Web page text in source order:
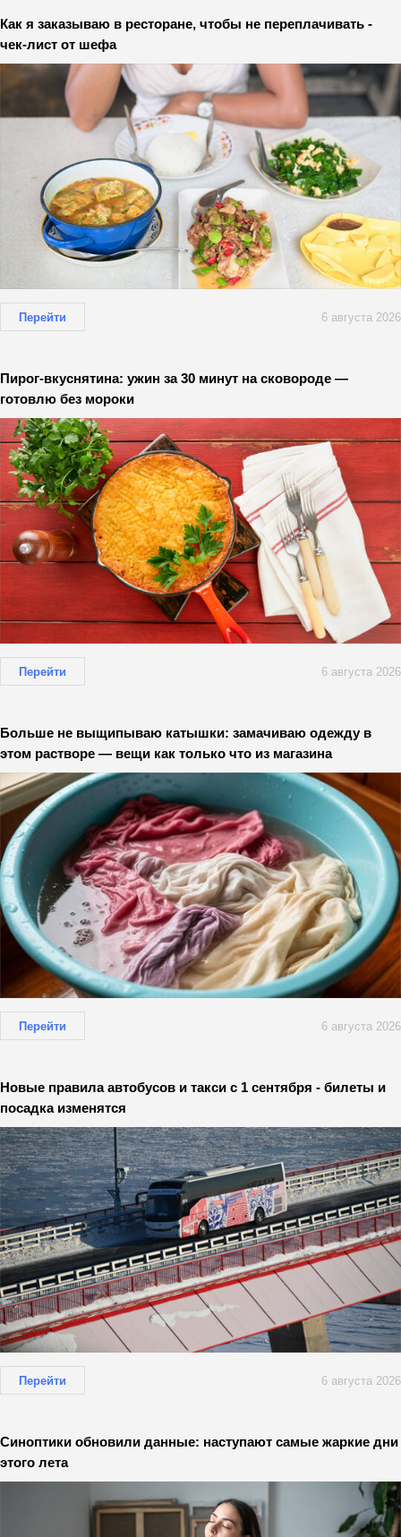
Как я заказываю в ресторане, чтобы не переплачивать -
чек-лист от шефа
Перейти 6 августа 2026
Пирог-вкуснятина: ужин за 30 минут на сковороде —
готовлю без мороки
Перейти 6 августа 2026
Больше не выщипываю катышки: замачиваю одежду в
этом растворе — вещи как только что из магазина
Перейти 6 августа 2026
Новые правила автобусов и такси с 1 сентября - билеты и
посадка изменятся
Перейти 6 августа 2026
Синоптики обновили данные: наступают самые жаркие дни
этого лета